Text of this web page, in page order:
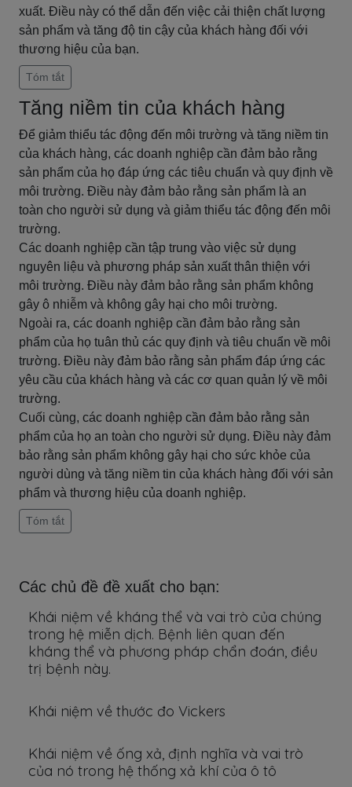
xuất. Điều này có thể dẫn đến việc cải thiện chất lượng
sản phẩm và tăng độ tin cậy của khách hàng đối với
thương hiệu của bạn.
Tóm tắt
Tăng niềm tin của khách hàng
Để giảm thiểu tác động đến môi trường và tăng niềm tin
của khách hàng, các doanh nghiệp cần đảm bảo rằng
sản phẩm của họ đáp ứng các tiêu chuẩn và quy định về
môi trường. Điều này đảm bảo rằng sản phẩm là an
toàn cho người sử dụng và giảm thiểu tác động đến môi
trường.
Các doanh nghiệp cần tập trung vào việc sử dụng
nguyên liệu và phương pháp sản xuất thân thiện với
môi trường. Điều này đảm bảo rằng sản phẩm không
gây ô nhiễm và không gây hại cho môi trường.
Ngoài ra, các doanh nghiệp cần đảm bảo rằng sản
phẩm của họ tuân thủ các quy định và tiêu chuẩn về môi
trường. Điều này đảm bảo rằng sản phẩm đáp ứng các
yêu cầu của khách hàng và các cơ quan quản lý về môi
trường.
Cuối cùng, các doanh nghiệp cần đảm bảo rằng sản
phẩm của họ an toàn cho người sử dụng. Điều này đảm
bảo rằng sản phẩm không gây hại cho sức khỏe của
người dùng và tăng niềm tin của khách hàng đối với sản
phẩm và thương hiệu của doanh nghiệp.
Tóm tắt
Các chủ đề đề xuất cho bạn:
Khái niệm về kháng thể và vai trò của chúng
trong hệ miễn dịch. Bệnh liên quan đến
kháng thể và phương pháp chẩn đoán, điều
trị bệnh này.
Khái niệm về thước đo Vickers
Khái niệm về ống xả, định nghĩa và vai trò
của nó trong hệ thống xả khí của ô tô